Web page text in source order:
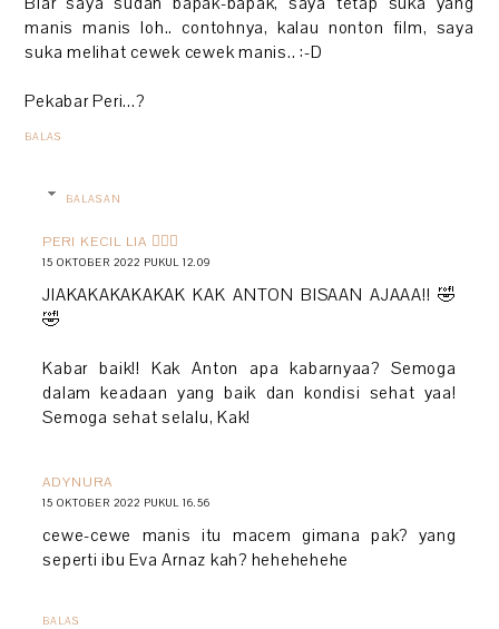
manis manis loh.. contohnya, kalau nonton film, saya
suka melihat cewek cewek manis.. :-D
Pekabar Peri...?
BALAS
BALASAN
PERI KECIL LIA 🧚🏻‍♀️
15 OKTOBER 2022 PUKUL 12.09
JIAKAKAKAKAKAK KAK ANTON BISAAN AJAAA!! 🤣
🤣
Kabar baik!! Kak Anton apa kabarnyaa? Semoga
dalam keadaan yang baik dan kondisi sehat yaa!
Semoga sehat selalu, Kak!
ADYNURA
15 OKTOBER 2022 PUKUL 16.56
cewe-cewe manis itu macem gimana pak? yang
seperti ibu Eva Arnaz kah? hehehehehe
BALAS